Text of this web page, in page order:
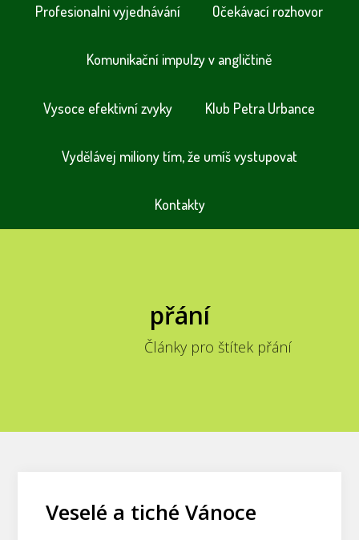
Profesionalni vyjednávání Očekávací rozhovor
Komunikační impulzy v angličtině
Vysoce efektivní zvyky Klub Petra Urbance
Vydělávej miliony tím, že umíš vystupovat
Kontakty
přání
Články pro štítek přání
Veselé a tiché Vánoce